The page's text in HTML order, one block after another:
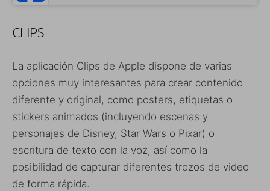
CLIPS
La aplicación Clips de Apple dispone de varias
opciones muy interesantes para crear contenido
diferente y original, como posters, etiquetas o
stickers animados (incluyendo escenas y
personajes de Disney, Star Wars o Pixar) o
escritura de texto con la voz, así como la
posibilidad de capturar diferentes trozos de video
de forma rápida.